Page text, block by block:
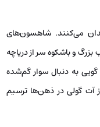
می‌کنند. شاهسون‌های
و باشکوه سر از دریاچه
به دنبال سوار گم‌شده‌
آت گولی در ذهن‌ها ترسیم